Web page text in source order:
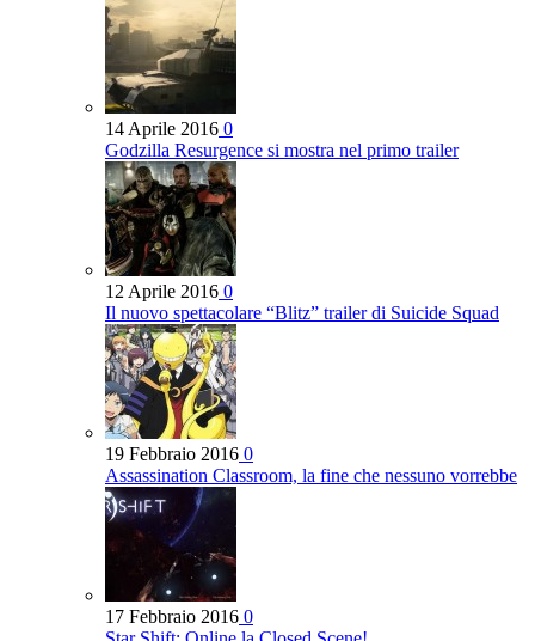
14 Aprile 2016 0
Godzilla Resurgence si mostra nel primo trailer
12 Aprile 2016 0
Il nuovo spettacolare “Blitz” trailer di Suicide Squad
19 Febbraio 2016 0
Assassination Classroom, la fine che nessuno vorrebbe
17 Febbraio 2016 0